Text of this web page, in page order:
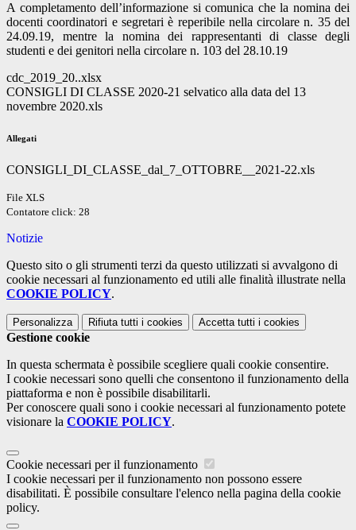
A completamento dell’informazione si comunica che la nomina dei
docenti coordinatori e segretari è reperibile nella circolare n. 35 del
24.09.19, mentre la nomina dei rappresentanti di classe degli
studenti e dei genitori nella circolare n. 103 del 28.10.19
cdc_2019_20..xlsx
CONSIGLI DI CLASSE 2020-21 selvatico alla data del 13
novembre 2020.xls
Allegati
CONSIGLI_DI_CLASSE_dal_7_OTTOBRE__2021-22.xls
File XLS
Contatore click: 28
Notizie
Questo sito o gli strumenti terzi da questo utilizzati si avvalgono di
cookie necessari al funzionamento ed utili alle finalità illustrate nella
COOKIE POLICY.
Personalizza Rifiuta tutti i cookies Accetta tutti i cookies
Gestione cookie
In questa schermata è possibile scegliere quali cookie consentire.
I cookie necessari sono quelli che consentono il funzionamento della
piattaforma e non è possibile disabilitarli.
Per conoscere quali sono i cookie necessari al funzionamento potete
visionare la COOKIE POLICY.
Cookie necessari per il funzionamento
I cookie necessari per il funzionamento non possono essere
disabilitati. È possibile consultare l'elenco nella pagina della cookie
policy.